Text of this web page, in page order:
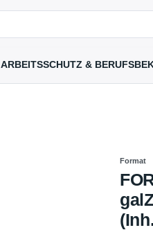
ARBEITSSCHUTZ &
Format